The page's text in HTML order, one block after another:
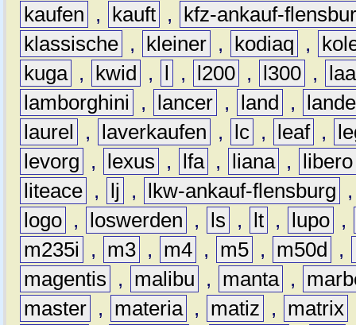
kaufen
, kauft ,
kfz-ankauf-
klassische , kleiner , kodiaq ,
kuga , kwid , l , l200 , l300 ,
lamborghini
, lancer , land ,
laurel
, laverkaufen , lc , leaf ,
levorg
, lexus , lfa , liana ,
libero
liteace , lj , lkw-ankauf-flensburg
logo , loswerden , ls , lt , lupo ,
m235i
, m3 , m4 , m5 , m50d ,
magentis
, malibu , manta ,
master , materia , matiz , matrix